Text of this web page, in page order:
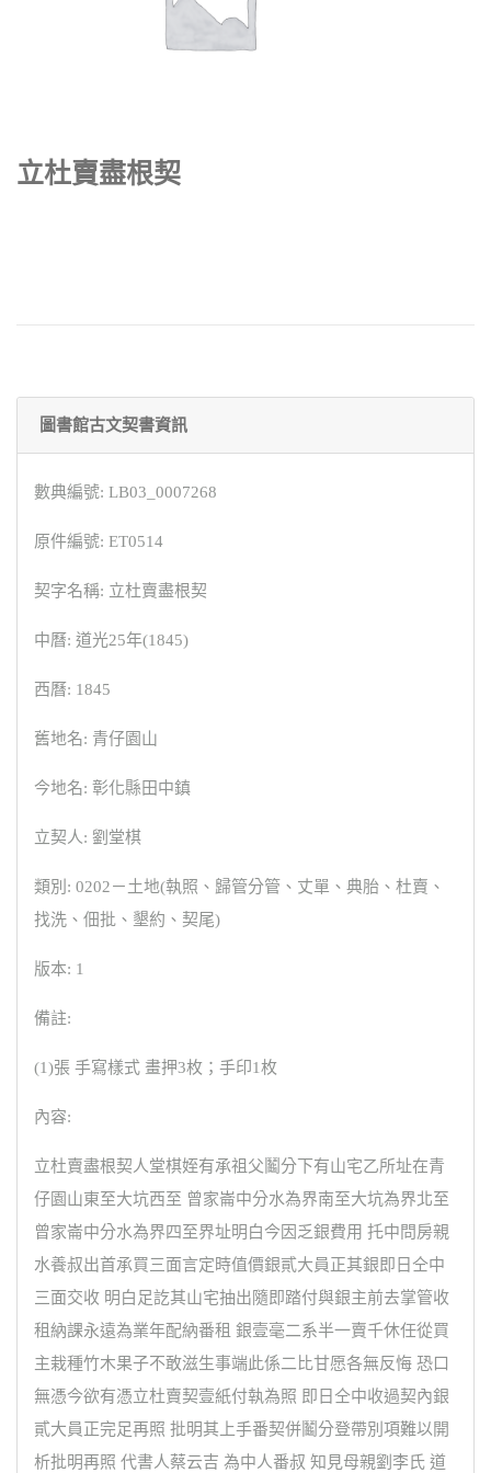
立杜賣盡根契
圖書館古文契書資訊
數典編號: LB03_0007268
原件編號: ET0514
契字名稱: 立杜賣盡根契
中曆: 道光25年(1845)
西曆: 1845
舊地名: 青仔園山
今地名: 彰化縣田中鎮
立契人: 劉堂棋
類別: 0202－土地(執照、歸管分管、丈單、典胎、杜賣、
找洗、佃批、墾約、契尾)
版本: 1
備註:
(1)張 手寫樣式 畫押3枚；手印1枚
內容:
立杜賣盡根契人堂棋姪有承祖父鬮分下有山宅乙所址在青
仔園山東至大坑西至 曾家崙中分水為界南至大坑為界北至
曾家崙中分水為界四至界址明白今因乏銀費用 托中問房親
水養叔出首承買三面言定時值價銀貳大員正其銀即日仝中
三面交收 明白足訖其山宅抽出隨即踏付與銀主前去掌管收
租納課永遠為業年配納番租 銀壹毫二系半一賣千休任從買
主栽種竹木果子不敢滋生事端此係二比甘愿各無反悔 恐口
無憑今欲有憑立杜賣契壹紙付執為照 即日仝中收過契內銀
貳大員正完足再照 批明其上手番契併鬮分登帶別項難以開
析批明再照 代書人蔡云吉 為中人番叔 知見母親劉李氏 道